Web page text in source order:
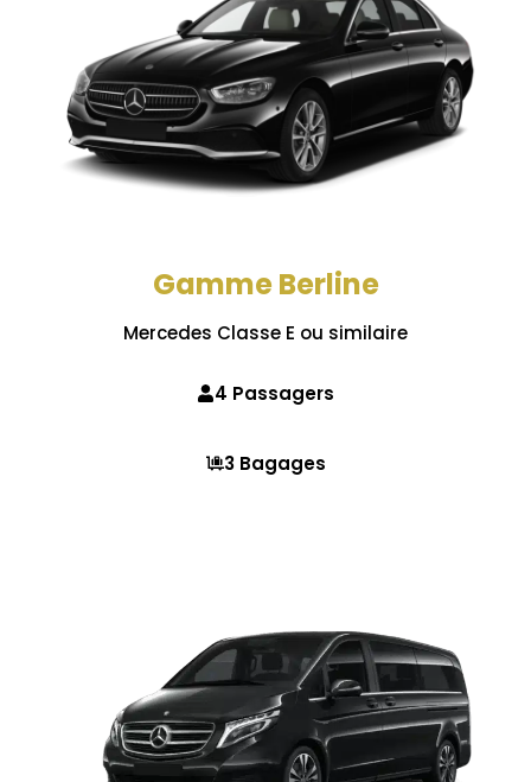
Gamme Berline
Mercedes Classe E ou similaire
4 Passagers
3 Bagages